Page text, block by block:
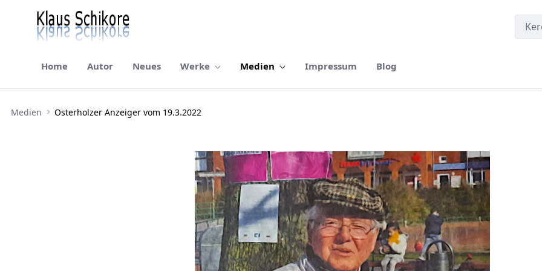
Home Autor Neues Werke Medien Impressum Blog
Medien Osterholzer Anzeiger vom 19.3.2022